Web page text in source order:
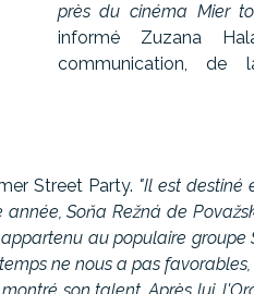
près du cinéma Mier
informé Zuzana
communication,
Street Party. "Il est destiné
Soňa Režná de
au populaire groupe
ne nous a pas